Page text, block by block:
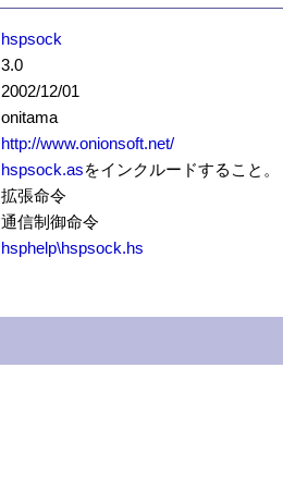
hspsock
3.0
2002/12/01
onitama
http://www.onionsoft.net/
hspsock.asをインクルードすること。
拡張命令
通信制御命令
hsphelp\hspsock.hs